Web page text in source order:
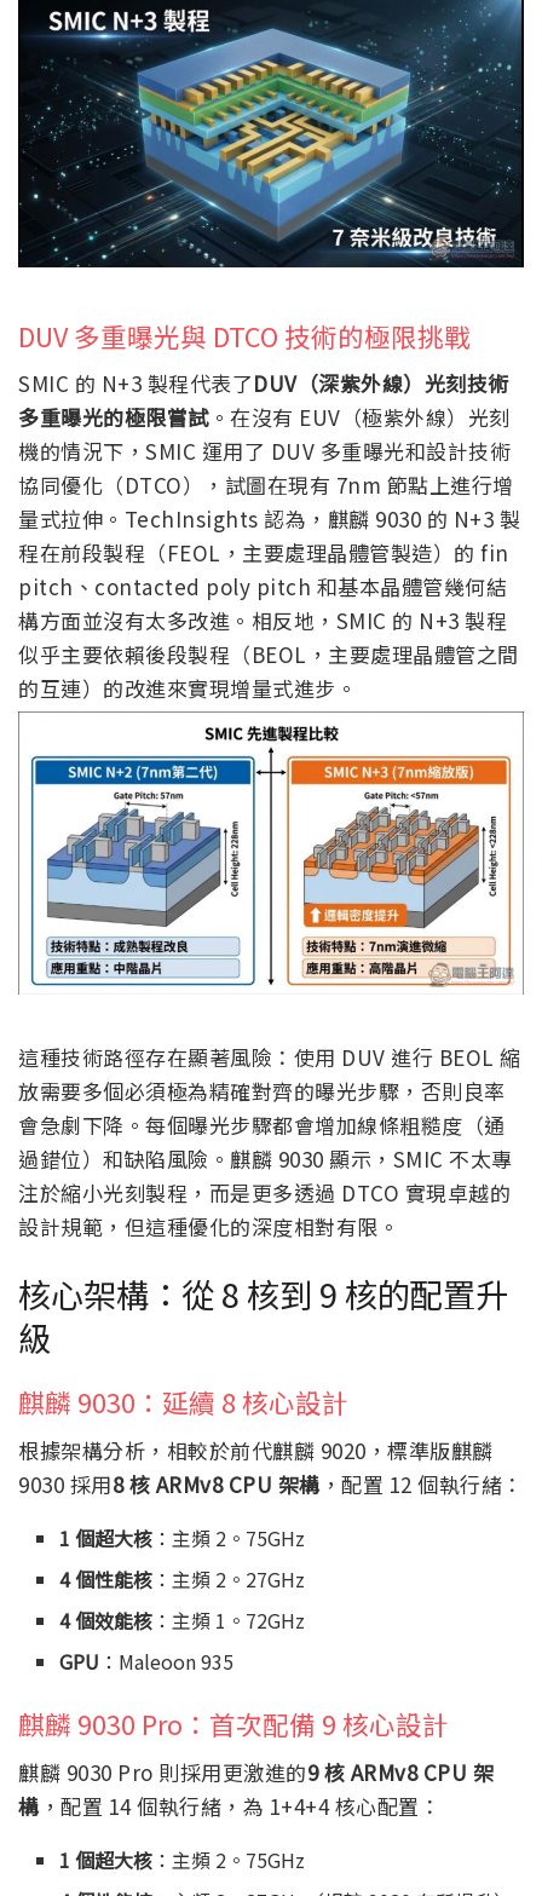
DUV 多重曝光與 DTCO 技術的極限挑戰
SMIC 的 N+3 製程代表了DUV（深紫外線）光刻技術
多重曝光的極限嘗試。在沒有 EUV（極紫外線）光刻
機的情況下，SMIC 運用了 DUV 多重曝光和設計技術
協同優化（DTCO），試圖在現有 7nm 節點上進行增
量式拉伸。TechInsights 認為，麒麟 9030 的 N+3 製
程在前段製程（FEOL，主要處理晶體管製造）的 fin
pitch、contacted poly pitch 和基本晶體管幾何結
構方面並沒有太多改進。相反地，SMIC 的 N+3 製程
似乎主要依賴後段製程（BEOL，主要處理晶體管之間
的互連）的改進來實現增量式進步。
這種技術路徑存在顯著風險：使用 DUV 進行 BEOL 縮
放需要多個必須極為精確對齊的曝光步驟，否則良率
會急劇下降。每個曝光步驟都會增加線條粗糙度（通
過錯位）和缺陷風險。麒麟 9030 顯示，SMIC 不太專
注於縮小光刻製程，而是更多透過 DTCO 實現卓越的
設計規範，但這種優化的深度相對有限。
核心架構：從 8 核到 9 核的配置升
級
麒麟 9030：延續 8 核心設計
根據架構分析，相較於前代麒麟 9020，標準版麒麟
9030 採用8 核 ARMv8 CPU 架構，配置 12 個執行緒：
1 個超大核 ：主頻 2。75GHz
4 個性能核 ：主頻 2。27GHz
4 個效能核 ：主頻 1。72GHz
GPU ：Maleoon 935
麒麟 9030 Pro：首次配備 9 核心設計
麒麟 9030 Pro 則採用更激進的9 核 ARMv8 CPU 架
構，配置 14 個執行緒，為 1+4+4 核心配置：
1 個超大核 ：主頻 2。75GHz